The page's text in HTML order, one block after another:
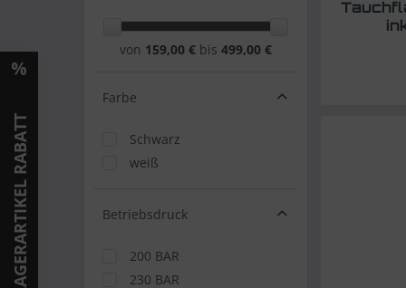
von 159,00 € bis 499,00 €
Farbe
Schwarz
weiß
Betriebsdruck
200 BAR
230 BAR
LAGERARTIKEL RABATT